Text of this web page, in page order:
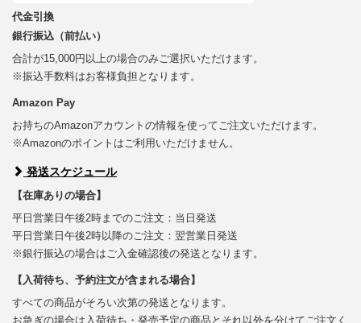
代金引換
銀行振込（前払い）
合計が15,000円以上の場合のみご選択いただけます。
※振込手数料はお客様負担となります。
Amazon Pay
お持ちのAmazonアカウントの情報を使ってご注文いただけます。
※Amazonのポイントはご利用いただけません。
発送スケジュール
【在庫ありの場合】
平日営業日午後2時までのご注文：当日発送
平日営業日午後2時以降のご注文：翌営業日発送
※銀行振込の場合はご入金確認後の発送となります。
【入荷待ち、予約注文が含まれる場合】
すべての商品がそろい次第の発送となります。
お急ぎの場合は入荷待ち・発売予定の商品とそれ以外を分けてご注文く